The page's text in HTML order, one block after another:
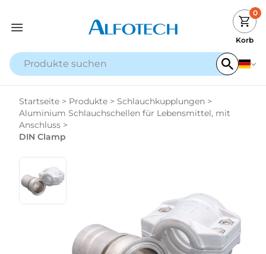
0
Korb
Startseite > Produkte > Schlauchkupplungen >
Aluminium Schlauchschellen für Lebensmittel, mit
Anschluss >
DIN Clamp